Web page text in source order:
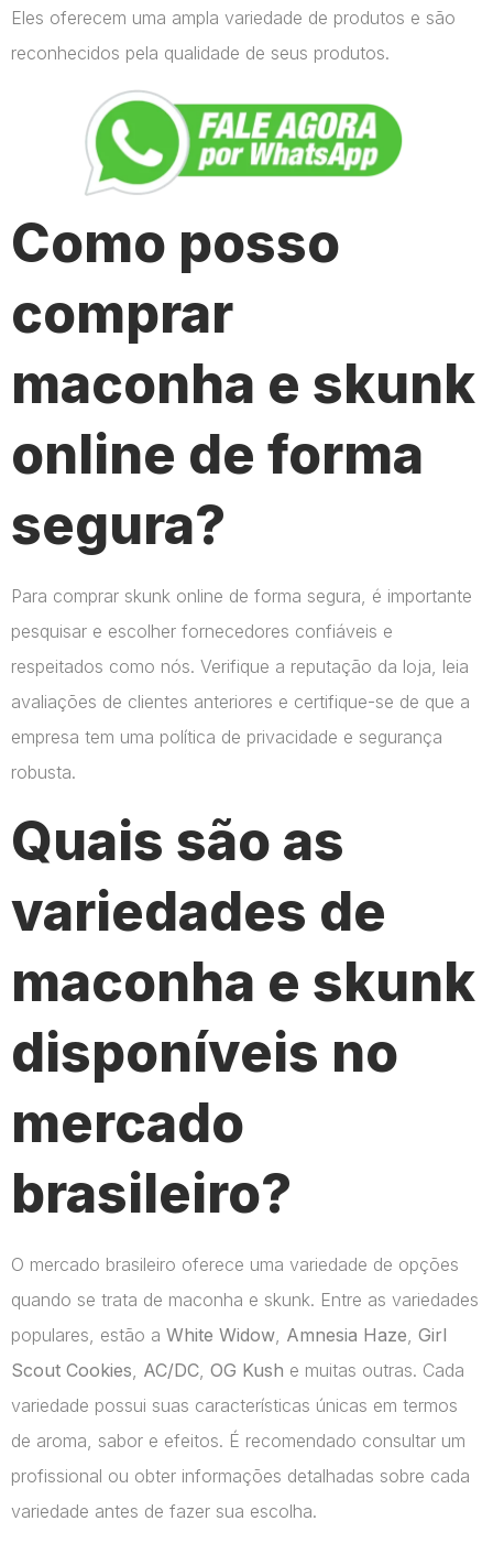
Eles oferecem uma ampla variedade de produtos e são
reconhecidos pela qualidade de seus produtos.
Como posso
comprar
maconha e skunk
online de forma
segura?
Para comprar skunk online de forma segura, é importante
pesquisar e escolher fornecedores confiáveis e
respeitados como nós. Verifique a reputação da loja, leia
avaliações de clientes anteriores e certifique-se de que a
empresa tem uma política de privacidade e segurança
robusta.
Quais são as
variedades de
maconha e skunk
disponíveis no
mercado
brasileiro?
O mercado brasileiro oferece uma variedade de opções
quando se trata de maconha e skunk. Entre as variedades
populares, estão a White Widow Amnesia Haze Girl
Scout Cookies AC/DC OG Kush e muitas outras. Cada
variedade possui suas características únicas em termos
de aroma, sabor e efeitos. É recomendado consultar um
profissional ou obter informações detalhadas sobre cada
variedade antes de fazer sua escolha.